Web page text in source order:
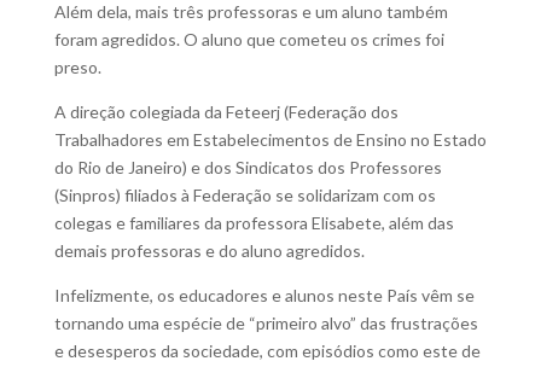
Além dela, mais três professoras e um aluno também
foram agredidos. O aluno que cometeu os crimes foi
preso.
A direção colegiada da Feteerj (Federação dos
Trabalhadores em Estabelecimentos de Ensino no Estado
do Rio de Janeiro) e dos Sindicatos dos Professores
(Sinpros) filiados à Federação se solidarizam com os
colegas e familiares da professora Elisabete, além das
demais professoras e do aluno agredidos.
Infelizmente, os educadores e alunos neste País vêm se
tornando uma espécie de “primeiro alvo” das frustrações
e desesperos da sociedade, com episódios como este de